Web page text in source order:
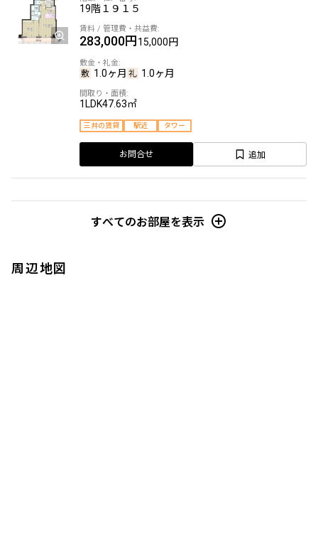
19階 １９１５
283,000円15,000円
1.0ヶ月 1.0ヶ月
1LDK47.63㎡
三井の賃貸 駅近 タワー
お問合せ 追加
20階２０１０
すべてのお部屋を表示
周辺地図